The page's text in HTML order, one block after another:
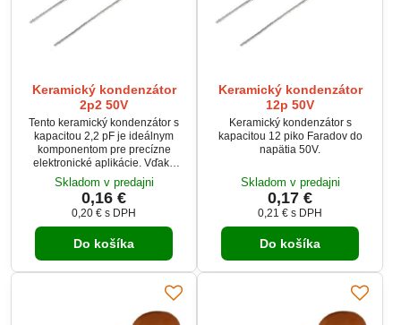
Keramický kondenzátor
2p2 50V
Tento keramický kondenzátor s
kapacitou 2,2 pF je ideálnym
komponentom pre precízne
elektronické aplikácie. Vďaka
pracovnému teplotnému rozsahu
-25 až 85 °C ponúka
spoľahlivosť aj v náročnejších
podmienkach.
Skladom v predajni
0,16 €
0,20 € s DPH
Do košíka
Keramický kondenzátor
12p 50V
Keramický kondenzátor s
kapacitou 12 piko Faradov do
napätia 50V.
Skladom v predajni
0,17 €
0,21 € s DPH
Do košíka